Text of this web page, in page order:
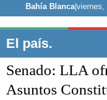
Noticias
Bahía Blanca|viernes,
El país.
Senado: LLA
Asuntos